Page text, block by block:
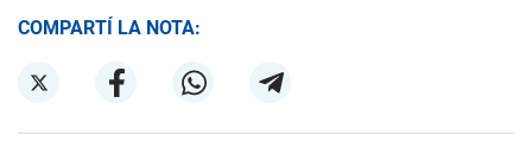
COMPARTÍ LA NOTA: